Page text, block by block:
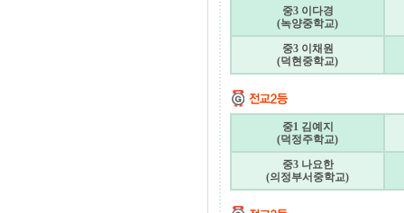
중3 이다경
(녹양중학교)
중3 이채원
(덕현중학교)
중1 김예지
(덕정주학교)
중3 나요한
(의정부서중학교)